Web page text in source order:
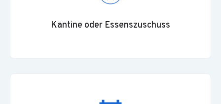
Kantine oder Essenszuschuss